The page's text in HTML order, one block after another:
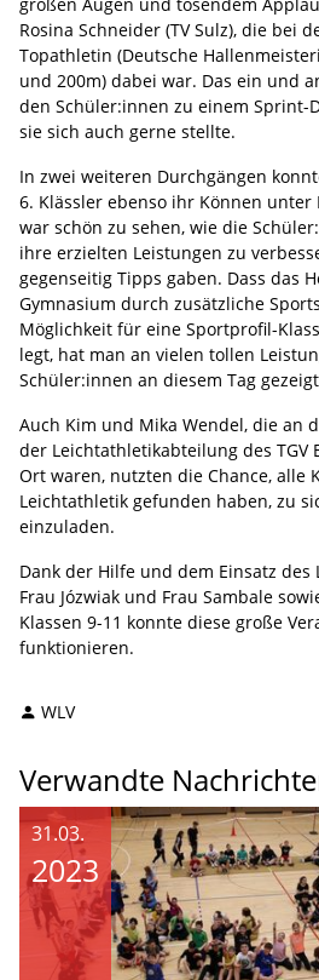
Rosina Schneider (TV Sulz), die bei
Topathletin (Deutsche
und 200m) dabei war. Das ein und
den Schüler:innen zu einem Sprint-
sie sich auch gerne stellte.
In zwei weiteren Durchgängen
6. Klässler ebenso ihr Können unter
war schön zu sehen, wie die
ihre erzielten Leistungen zu
gegenseitig Tipps gaben. Dass das
Gymnasium durch zusätzliche
Möglichkeit für eine Sportprofil-
legt, hat man an vielen tollen
Schüler:innen an diesem Tag
Auch Kim und Mika Wendel, die an
der Leichtathletikabteilung des TGV
Ort waren, nutzten die Chance, alle
Leichtathletik gefunden haben, zu
einzuladen.
Dank der Hilfe und dem Einsatz des
Frau Józwiak und Frau Sambale
Klassen 9-11 konnte diese große
funktionieren.
WLV
Verwandte
31.03.
2023